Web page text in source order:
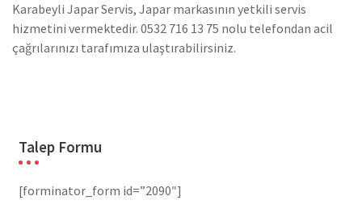
Karabeyli Japar Servis, Japar markasının yetkili servis
hizmetini vermektedir. 0532 716 13 75 nolu telefondan acil
çağrılarınızı tarafımıza ulaştırabilirsiniz.
Talep Formu
[forminator_form id=”2090″]